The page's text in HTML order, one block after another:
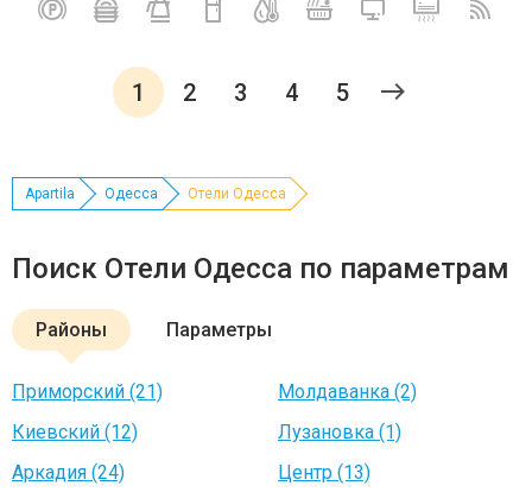
1 2 3 4 5
Apartila Одесса Отели Одесса
Поиск Отели Одесса по параметрам
Районы Параметры
Приморский (21)
Молдаванка (2)
Киевский (12)
Лузановка (1)
Аркадия (24)
Центр (13)